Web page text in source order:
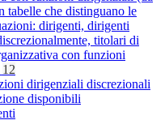
tabelle che distinguano le
dirigenti, dirigenti
titolari di
con funzioni
12
dirigenziali discrezionali
disponibili